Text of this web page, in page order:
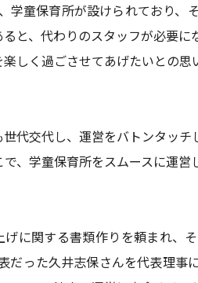
童保育所が設けられており
と、代わりのスタッフが必要
しく過ごさせてあげたいとの
代交代し、運営をバトンタッ
、学童保育所をスムースに運
に関する書類作りを頼まれ、
だった久井志保さんを代表理